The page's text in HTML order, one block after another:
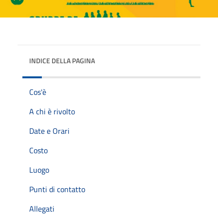
INDICE DELLA PAGINA
Cos'è
A chi è rivolto
Date e Orari
Costo
Luogo
Punti di contatto
Allegati